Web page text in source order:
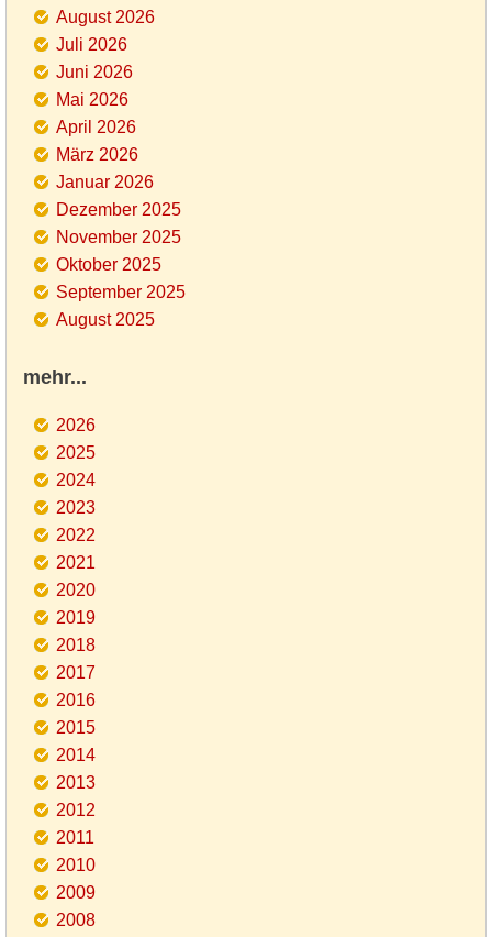
August 2026
Juli 2026
Juni 2026
Mai 2026
April 2026
März 2026
Januar 2026
Dezember 2025
November 2025
Oktober 2025
September 2025
August 2025
mehr...
2026
2025
2024
2023
2022
2021
2020
2019
2018
2017
2016
2015
2014
2013
2012
2011
2010
2009
2008